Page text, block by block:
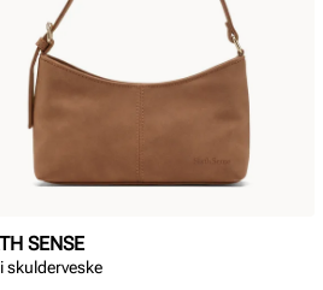
SENSE
skulderveske